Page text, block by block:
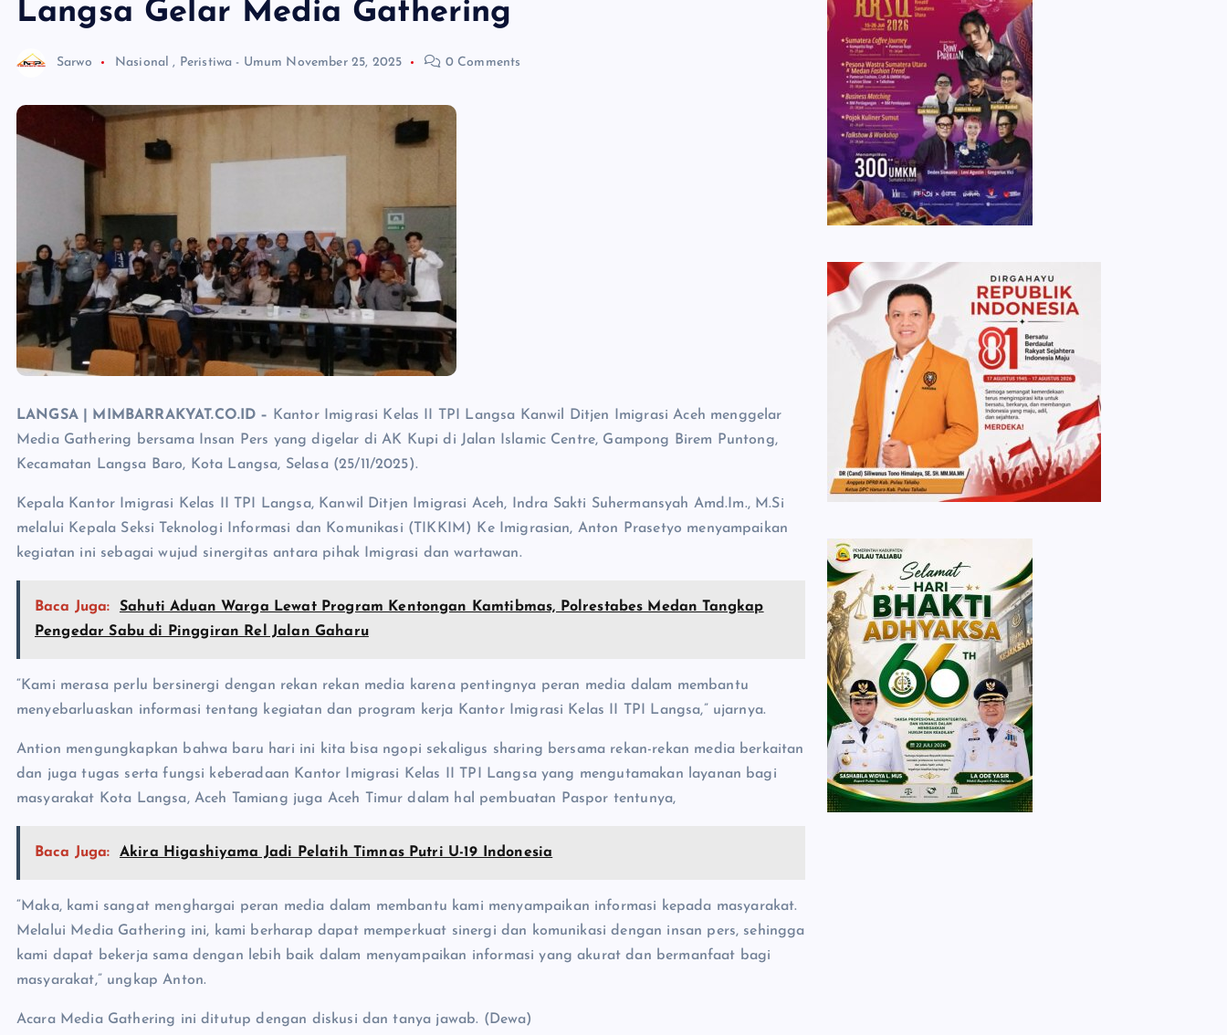
Langsa Gelar Media Gathering
Sarwo Nasional , Peristiwa - Umum November 25, 2025 0 Comments
LANGSA | MIMBARRAKYAT.CO.ID – Kantor Imigrasi Kelas II TPI Langsa Kanwil Ditjen Imigrasi Aceh menggelar
Media Gathering bersama Insan Pers yang digelar di AK Kupi di Jalan Islamic Centre, Gampong Birem Puntong,
Kecamatan Langsa Baro, Kota Langsa, Selasa (25/11/2025).
Kepala Kantor Imigrasi Kelas II TPI Langsa, Kanwil Ditjen Imigrasi Aceh, Indra Sakti Suhermansyah Amd.Im., M.Si
melalui Kepala Seksi Teknologi Informasi dan Komunikasi (TIKKIM) Ke Imigrasian, Anton Prasetyo menyampaikan
kegiatan ini sebagai wujud sinergitas antara pihak Imigrasi dan wartawan.
Baca Juga:
Sahuti Aduan Warga Lewat Program Kentongan Kamtibmas, Polrestabes Medan Tangkap
Pengedar Sabu di Pinggiran Rel Jalan Gaharu
“Kami merasa perlu bersinergi dengan rekan rekan media karena pentingnya peran media dalam membantu
menyebarluaskan informasi tentang kegiatan dan program kerja Kantor Imigrasi Kelas II TPI Langsa,” ujarnya.
Antion mengungkapkan bahwa baru hari ini kita bisa ngopi sekaligus sharing bersama rekan-rekan media berkaitan
dan juga tugas serta fungsi keberadaan Kantor Imigrasi Kelas II TPI Langsa yang mengutamakan layanan bagi
masyarakat Kota Langsa, Aceh Tamiang juga Aceh Timur dalam hal pembuatan Paspor tentunya,
Baca Juga: Akira Higashiyama Jadi Pelatih Timnas Putri U-19 Indonesia
“Maka, kami sangat menghargai peran media dalam membantu kami menyampaikan informasi kepada masyarakat.
Melalui Media Gathering ini, kami berharap dapat memperkuat sinergi dan komunikasi dengan insan pers, sehingga
kami dapat bekerja sama dengan lebih baik dalam menyampaikan informasi yang akurat dan bermanfaat bagi
masyarakat,” ungkap Anton.
Acara Media Gathering ini ditutup dengan diskusi dan tanya jawab. (Dewa)